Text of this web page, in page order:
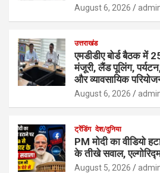
August 6, 2026
उत्तराखंड
एमडीडीए बोर्ड बैठक में
मंजूरी, लैंड पूलिंग,
और व्यावसायिक
August 6, 2026
ट्रेंडिंग देश/दुनिया
PM मोदी का वीडियो
के तीखे सवाल,
August 5, 2026